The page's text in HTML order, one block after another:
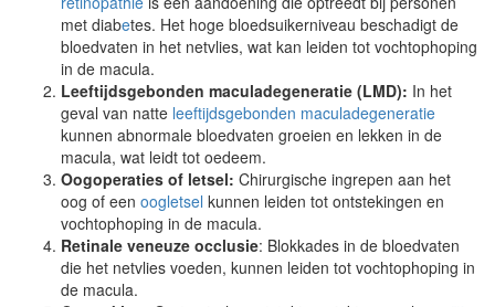
met diabetes. Het hoge bloedsuikerniveau beschadigt de
bloedvaten in het netvlies, wat kan leiden tot vochtophoping
in de macula.
Leeftijdsgebonden maculadegeneratie (LMD): In het
geval van natte leeftijdsgebonden maculadegeneratie
kunnen abnormale bloedvaten groeien en lekken in de
macula, wat leidt tot oedeem.
Oogoperaties of letsel: Chirurgische ingrepen aan het
oog of een oogletsel kunnen leiden tot ontstekingen en
vochtophoping in de macula.
Retinale veneuze occlusie: Blokkades in de bloedvaten
die het netvlies voeden, kunnen leiden tot vochtophoping in
de macula.